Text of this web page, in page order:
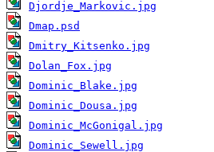
Djordje_Markovic.jpg
Dmap.psd
Dmitry_Kitsenko.jpg
Dolan_Fox.jpg
Dominic_Blake.jpg
Dominic_Dousa.jpg
Dominic_McGonigal.jpg
Dominic_Sewell.jpg